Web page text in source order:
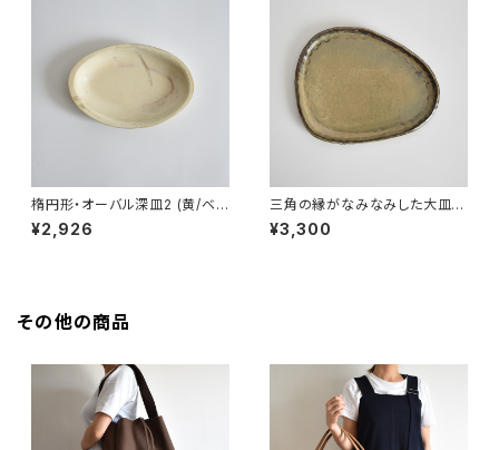
楕円形・オーバル深皿2 (黄/ベ
ージュ/マット)
¥2,926
三角の縁がなみなみした大皿
(茶/グレー)
¥3,300
その他の商品